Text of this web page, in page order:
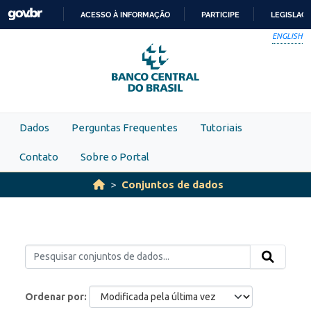
Skip to main content
PARA
O
CONTEÚDO
ACESSO À INFORMAÇÃO PARTICIPE
ENGLISH
Dados Perguntas Frequentes Tutoriais
Contato Sobre o Portal
Conjuntos de dados
Ordenar por